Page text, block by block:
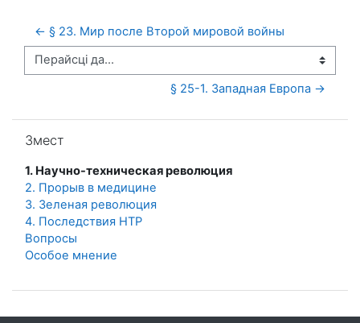
← § 23. Мир после Второй мировой войны
Перайсці да...
§ 25-1. Западная Европа →
Змест
1. Научно-техническая революция
2. Прорыв в медицине
3. Зеленая революция
4. Последствия НТР
Вопросы
Особое мнение